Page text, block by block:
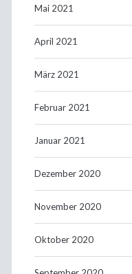
Mai 2021
April 2021
März 2021
Februar 2021
Januar 2021
Dezember 2020
November 2020
Oktober 2020